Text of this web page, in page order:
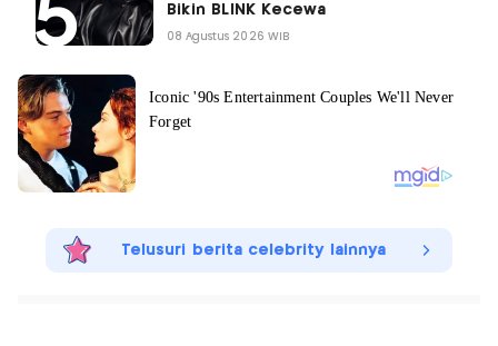
Bikin BLINK Kecewa
08 Agustus 2026 WIB
Telusuri berita celebrity lainnya